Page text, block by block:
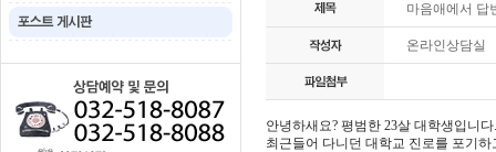
마음애에서 답
온라인상담실
안녕하새요? 평범한 23살 대학생입니다.
최근들어 다니던 대학교 진로를 포기